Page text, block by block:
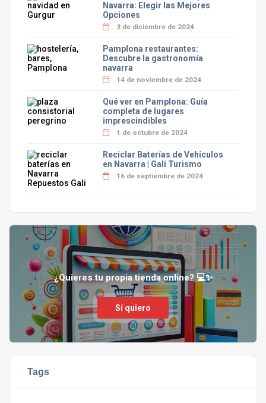
Navarra: Elegir las Mejores
Opciones
3 de diciembre de 2024
Pamplona restaurantes:
Descubre la gastronomía
navarra
14 de noviembre de 2024
Qué ver en Pamplona: Guía
completa de lugares
imprescindibles
1 de octubre de 2024
Reciclar Baterías de Vehículos
en Navarra | Gali Turismo
16 de septiembre de 2024
¿Quieres tu propia tienda online? 💻✨
Sí quiero
Tags